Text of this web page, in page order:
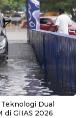
Dual
di GIIAS 2026